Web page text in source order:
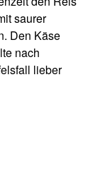
saurer
Den Käse
nach
lieber